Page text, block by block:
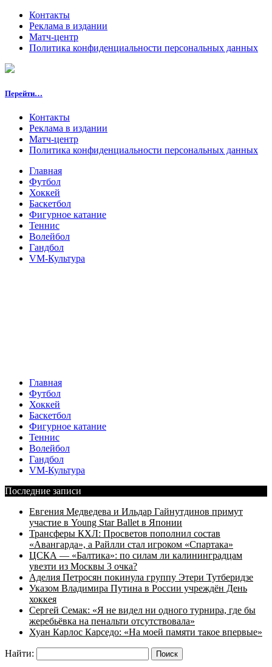
Контакты
Реклама в издании
Матч-центр
Политика конфиденциальности персональных данных
Перейти…
Контакты
Реклама в издании
Матч-центр
Политика конфиденциальности персональных данных
Главная
Футбол
Хоккей
Баскетбол
Фигурное катание
Теннис
Волейбол
Гандбол
VM-Культура
Главная
Футбол
Хоккей
Баскетбол
Фигурное катание
Теннис
Волейбол
Гандбол
VM-Культура
Последние записи
Евгения Медведева и Ильдар Гайнутдинов примут
участие в Young Star Ballet в Японии
Трансферы КХЛ: Просветов пополнил состав
«Авангарда», а Райлли стал игроком «Спартака»
ЦСКА — «Балтика»: по силам ли калининградцам
увезти из Москвы 3 очка?
Аделия Петросян покинула группу Этери Тутберидзе
Указом Владимира Путина в России учреждён День
хоккея
Сергей Семак: «Я не видел ни одного турнира, где бы
жеребьёвка на пенальти отсутствовала»
Хуан Карлос Карседо: «На моей памяти такое впервые»
Найти: